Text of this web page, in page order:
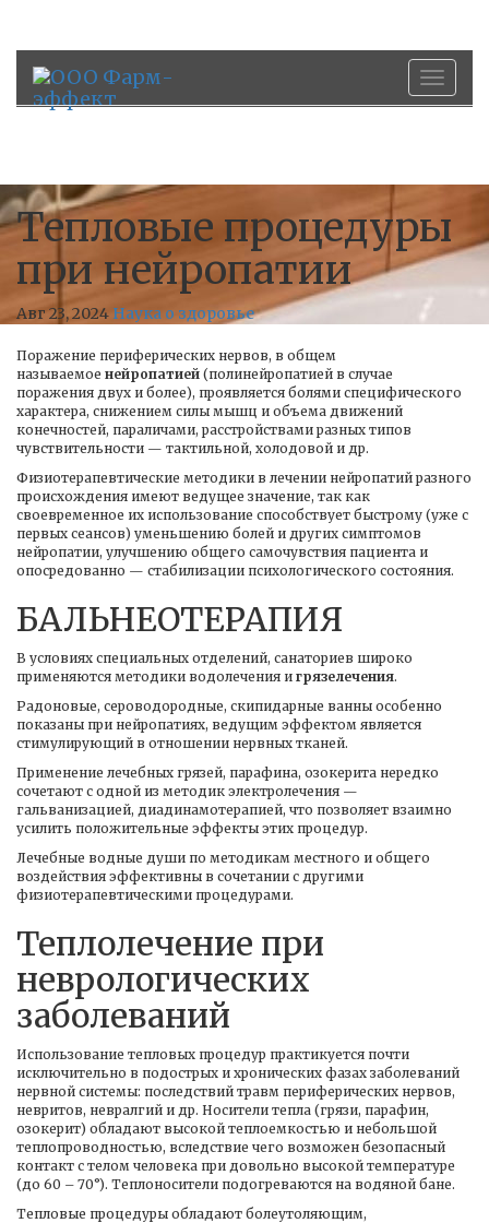
Тепловые процедуры
при нейропатии
Авг 23, 2024 Наука о здоровье
Поражение периферических нервов, в общем
называемое нейропатией (полинейропатией в случае
поражения двух и более), проявляется болями специфического
характера, снижением силы мышц и объема движений
конечностей, параличами, расстройствами разных типов
чувствительности — тактильной, холодовой и др.
Физиотерапевтические методики в лечении нейропатий разного
происхождения имеют ведущее значение, так как
своевременное их использование способствует быстрому (уже с
первых сеансов) уменьшению болей и других симптомов
нейропатии, улучшению общего самочувствия пациента и
опосредованно — стабилизации психологического состояния.
БАЛЬНЕОТЕРАПИЯ
В условиях специальных отделений, санаториев широко
применяются методики водолечения и грязелечения.
Радоновые, сероводородные, скипидарные ванны особенно
показаны при нейропатиях, ведущим эффектом является
стимулирующий в отношении нервных тканей.
Применение лечебных грязей, парафина, озокерита нередко
сочетают с одной из методик электролечения —
гальванизацией, диадинамотерапией, что позволяет взаимно
усилить положительные эффекты этих процедур.
Лечебные водные души по методикам местного и общего
воздействия эффективны в сочетании с другими
физиотерапевтическими процедурами.
Теплолечение при
неврологических
заболеваний
Использование тепловых процедур практикуется почти
исключительно в подострых и хронических фазах заболеваний
нервной системы: последствий травм периферических нервов,
невритов, невралгий и др. Носители тепла (грязи, парафин,
озокерит) обладают высокой теплоемкостью и небольшой
теплопроводностью, вследствие чего возможен безопасный
контакт с телом человека при довольно высокой температуре
(до 60 – 70°). Теплоносители подогреваются на водяной бане.
Тепловые процедуры обладают болеутоляющим,